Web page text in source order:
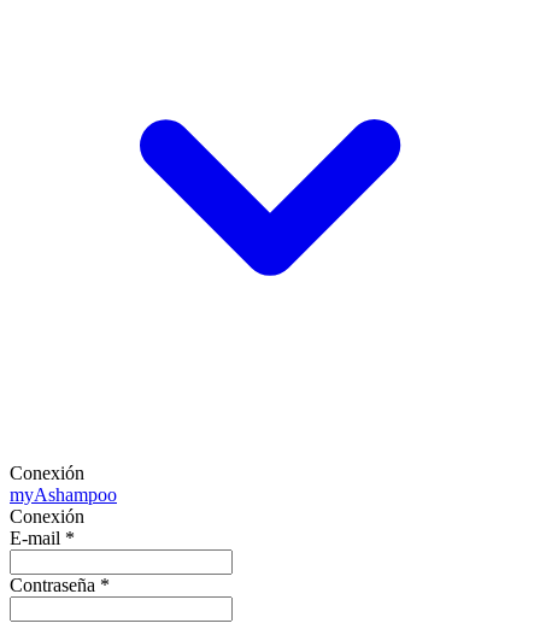
Conexión
myAshampoo
Conexión
E-mail *
Contraseña *